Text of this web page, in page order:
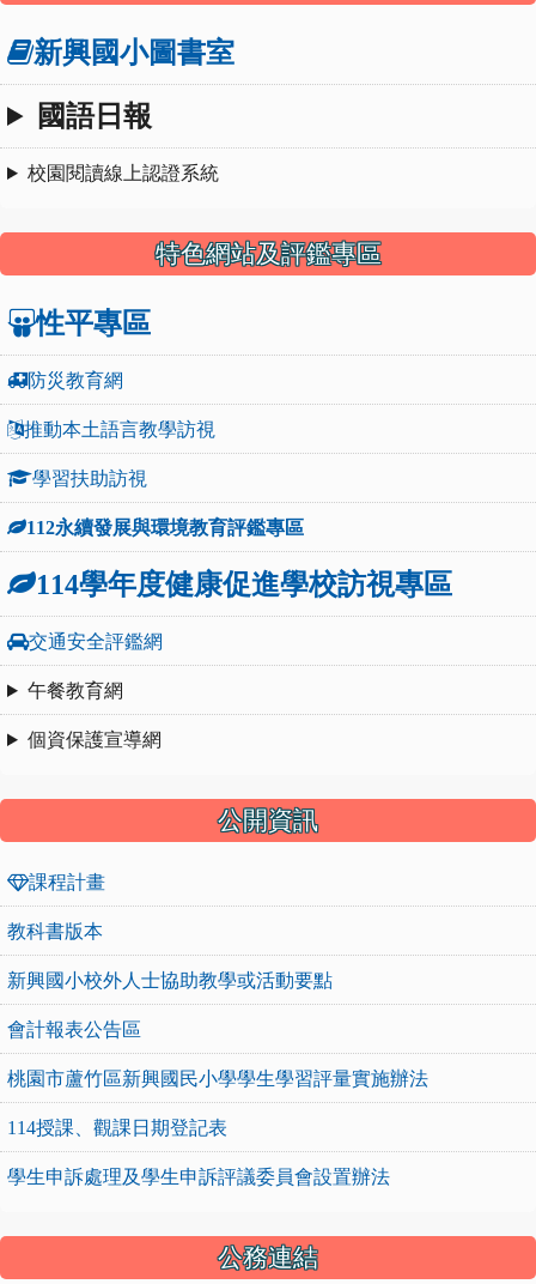
新興國小圖書室
國語日報
校園閱讀線上認證系統
特色網站及評鑑專區
性平專區
防災教育網
推動本土語言教學訪視
學習扶助訪視
112永續發展與環境教育評鑑專區
114學年度健康促進學校訪視專區
交通安全評鑑網
午餐教育網
個資保護宣導網
公開資訊
課程計畫
教科書版本
新興國小校外人士協助教學或活動要點
會計報表公告區
桃園市蘆竹區新興國民小學學生學習評量實施辦法
114授課、觀課日期登記表
學生申訴處理及學生申訴評議委員會設置辦法
公務連結